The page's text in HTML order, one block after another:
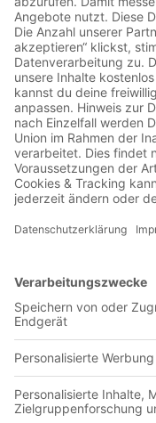
Jetzt in der App